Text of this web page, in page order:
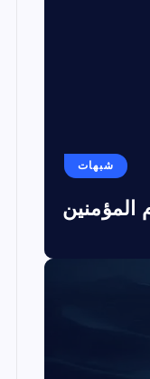
شبهات
المؤمنين